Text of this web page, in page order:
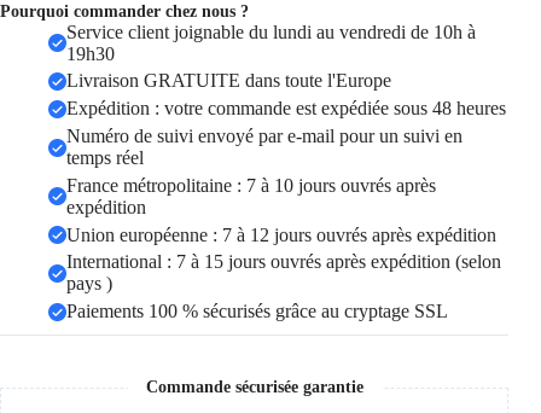
Pourquoi commander chez nous ?
Service client joignable du lundi au vendredi de 10h à
19h30
Livraison GRATUITE dans toute l'Europe
Expédition : votre commande est expédiée sous 48 heures
Numéro de suivi envoyé par e-mail pour un suivi en
temps réel
France métropolitaine : 7 à 10 jours ouvrés après
expédition
Union européenne : 7 à 12 jours ouvrés après expédition
International : 7 à 15 jours ouvrés après expédition (selon
pays )
Paiements 100 % sécurisés grâce au cryptage SSL
Commande sécurisée garantie